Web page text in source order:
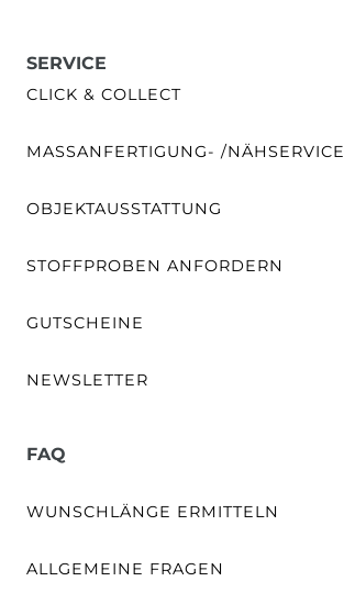
SERVICE
CLICK & COLLECT
MASSANFERTIGUNG- /NÄHSERVICE
OBJEKTAUSSTATTUNG
STOFFPROBEN ANFORDERN
GUTSCHEINE
NEWSLETTER
FAQ
WUNSCHLÄNGE ERMITTELN
ALLGEMEINE FRAGEN